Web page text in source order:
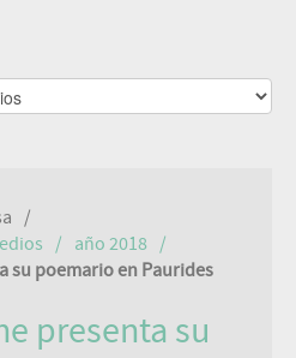
año 2018
su poemario en Paurides
presenta su